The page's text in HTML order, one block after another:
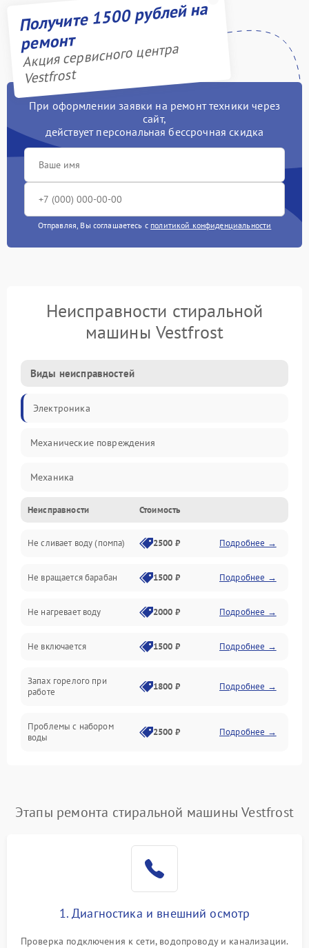
Получите 1500 рублей на
ремонт
Акция сервисного центра
Vestfrost
При оформлении заявки на ремонт техники через
сайт,
действует персональная бессрочная скидка
Отправляя, Вы соглашаетесь с политикой конфиденциальности
Неисправности стиральной
машины Vestfrost
Виды неисправностей
Электроника
Механические повреждения
Механика
Электропитание
Водоснабжение
Слив
Программное обеспечение
Неисправности Стоимость
Не сливает воду (помпа) 2500 ₽ Подробнее →
Не вращается барабан 1500 ₽ Подробнее →
Не нагревает воду 2000 ₽ Подробнее →
Не включается 1500 ₽ Подробнее →
Запах горелого при
работе
1800 ₽ Подробнее →
Проблемы с набором
воды
2500 ₽ Подробнее →
2200 ₽ Подробнее →
Этапы ремонта стиральной машины Vestfrost
1. Диагностика и внешний осмотр
Проверка подключения к сети, водопроводу и канализации.